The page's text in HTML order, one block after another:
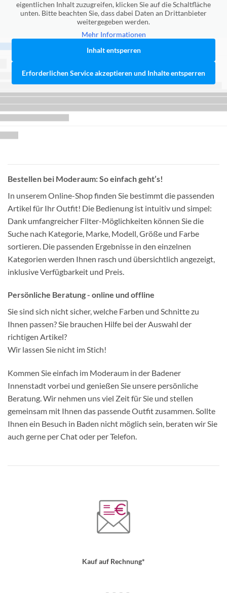
eigentlichen Inhalt zuzugreifen, klicken Sie auf die Schaltfläche
unten. Bitte beachten Sie, dass dabei Daten an Drittanbieter
weitergegeben werden.
Mehr Informationen
Inhalt entsperren
Erforderlichen Service akzeptieren und Inhalte entsperren
Bestellen bei Moderaum: So einfach geht’s!
In unserem Online-Shop finden Sie bestimmt die passenden
Artikel für Ihr Outfit! Die Bedienung ist intuitiv und simpel:
Dank umfangreicher Filter-Möglichkeiten können Sie die
Suche nach Kategorie, Marke, Modell, Größe und Farbe
sortieren. Die passenden Ergebnisse in den einzelnen
Kategorien werden Ihnen rasch und übersichtlich angezeigt,
inklusive Verfügbarkeit und Preis.
Persönliche Beratung - online und offline
Sie sind sich nicht sicher, welche Farben und Schnitte zu
Ihnen passen? Sie brauchen Hilfe bei der Auswahl der
richtigen Artikel?
Wir lassen Sie nicht im Stich!
Kommen Sie einfach im Moderaum in der Badener
Innenstadt vorbei und genießen Sie unsere persönliche
Beratung. Wir nehmen uns viel Zeit für Sie und stellen
gemeinsam mit Ihnen das passende Outfit zusammen. Sollte
Ihnen ein Besuch in Baden nicht möglich sein, beraten wir Sie
auch gerne per Chat oder per Telefon.
Kauf auf Rechnung*